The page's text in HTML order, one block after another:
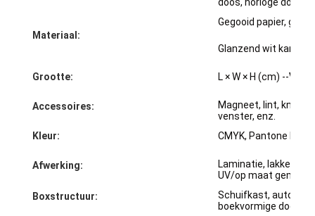
Fabriekstour
Materiaal:
Gegooid papier,
Glanzend wit karton,
Grootte: L × W × H (cm) --
Accessoires:
Magneet, lint, knoop,
venster, enz.
Kleur:
CMYK, Pantone
Afwerking:
Laminatie, lakken,
UV/op maat
Boxstructuur:
Schuifkast,
boekvormige doos,